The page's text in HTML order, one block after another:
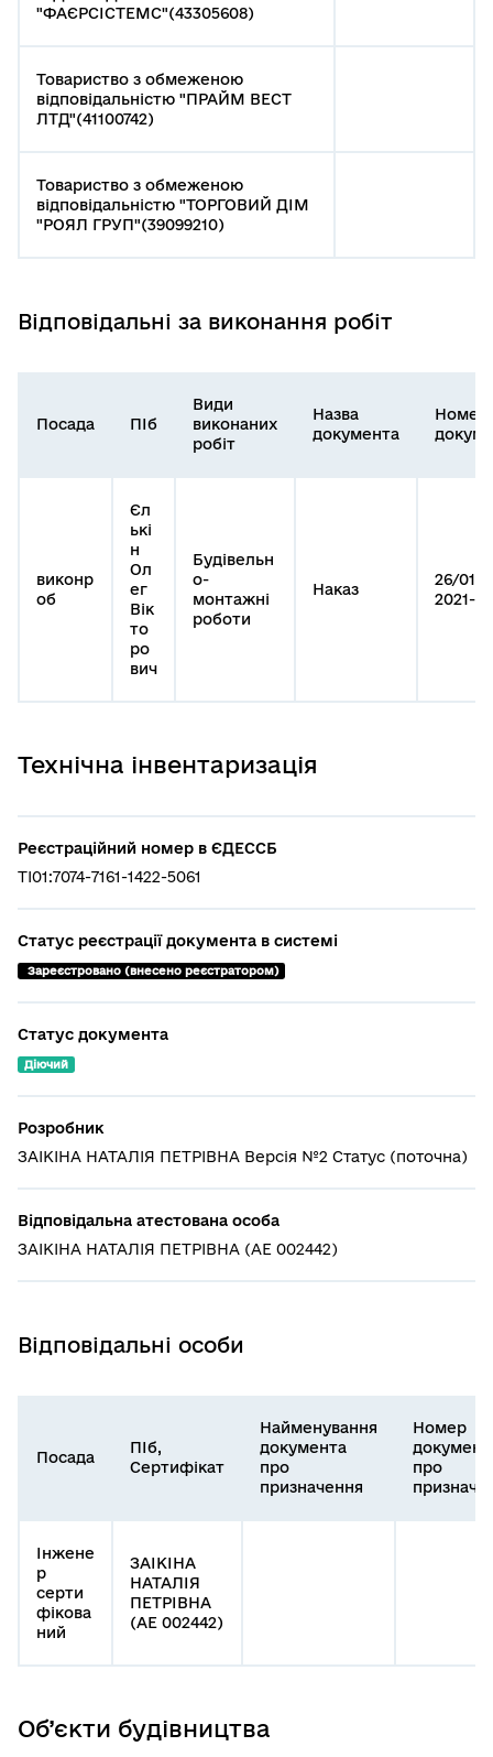
"ФАЄРСІСТЕМС"(43305608)
Товариство з обмеженою
відповідальністю "ПРАЙМ ВЕСТ
ЛТД"(41100742)
Товариство з обмеженою
відповідальністю "ТОРГОВИЙ ДІМ
"РОЯЛ ГРУП"(39099210)
Відповідальні за виконання робіт
Посада ПІб
Види
виконаних
робіт
Назва
документа
Номер
виконр
об
Єл
ькі
н
Ол
ег
Вік
то
ро
вич
Будівельн
о-
монтажні
роботи
Наказ
26/01-
2021-7
Технічна інвентаризація
Реєстраційний номер в ЄДЕССБ
TI01:7074-7161-1422-5061
Статус реєстрації документа в системі
Зареєстровано (внесено реєстратором)
Статус документа
Діючий
Розробник
ЗАІКІНА НАТАЛІЯ ПЕТРІВНА Версія №2 Статус (поточна)
Відповідальна атестована особа
ЗАІКІНА НАТАЛІЯ ПЕТРІВНА (АЕ 002442)
Відповідальні особи
Посада
ПІб,
Сертифікат
Найменування
документа
про
призначення
Номер
про
Інжене
р
серти
фікова
ний
ЗАІКІНА
НАТАЛІЯ
ПЕТРІВНА
(АЕ 002442)
Об’єкти будівництва